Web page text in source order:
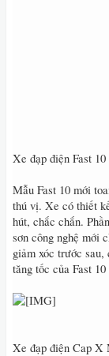
Xe đạp điện Fast 10
Mẫu Fast 10 mới
thú vị. Xe có thiết
hút, chắc chắn.
sơn công nghệ mới
giảm xóc trước
tăng tốc của Fast
Xe đạp điện Cap X